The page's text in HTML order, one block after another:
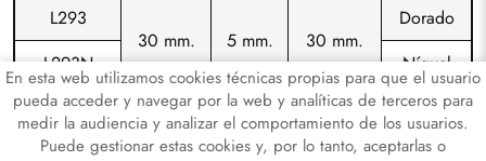
L293
30 mm.
5 mm. 30 mm.
Dorado
L293N
Níquel
En esta web utilizamos cookies técnicas propias para que el usuario
pueda acceder y navegar por la web y analíticas de terceros para
medir la audiencia y analizar el comportamiento de los usuarios.
Puede gestionar estas cookies y, por lo tanto, aceptarlas o